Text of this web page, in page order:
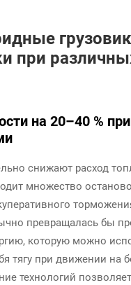
при
на 20–40 %
снижают расход
множество
превращалась бы
которую можно
тягу при движении на
технологий